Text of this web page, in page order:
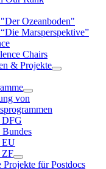
Ozeanboden"
Marsperspektive”
Chairs
& Projekte
von
DFG
Bundes
EU
ZF
Projekte für Postdocs